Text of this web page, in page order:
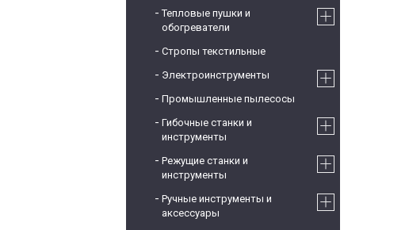
Тепловые пушки и
обогреватели
Стропы текстильные
Электроинструменты
Промышленные пылесосы
Гибочные станки и
инструменты
Режущие станки и
инструменты
Ручные инструменты и
аксессуары